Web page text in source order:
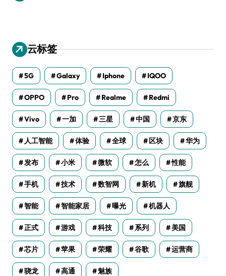
云标签
5G Galaxy Iphone IQOO
OPPO Pro Realme Redmi
Vivo 一加 三星 中国 京东
人工智能 体验 全球 区块 华为
发布 小米 微软 怎么 性能
手机 技术 数智网 新机 旗舰
智能 智能家居 曝光 机器人
正式 游戏 科技 系列 美国
芯片 苹果 荣耀 谷歌 运营商
骁龙 高通 魅族